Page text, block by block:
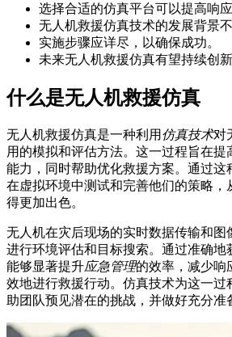
选择合适的仿真平台可以提高响应
无人机救援仿真技术的发展背景不
实施步骤应详尽，以确保成功。
未来无人机救援仿真有望持续创新
什么是无人机救援仿真
无人机救援仿真是一种利用 仿真技术对
用的模拟和评估方法。这一过程旨在
能力，同时帮助优化救援方案。通过这
在虚拟环境中测试和完善他们的策略，
得更加出色。
无人机在灾后现场的实时数据传输和图
进行环境评估和目标搜索。通过准确地
能够显著提升应急管理的效率，减少响
效地进行救援行动。仿真技术为这一过
助团队预见潜在的挑战，并做好充分准